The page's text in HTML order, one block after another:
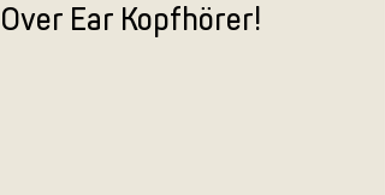
Over Ear Kopfhörer!